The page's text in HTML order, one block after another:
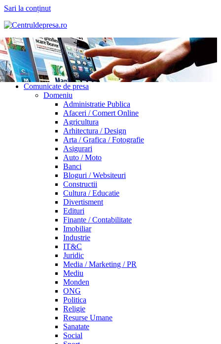
Sari la conținut
Comunicate de presa
Domeniu
Administratie Publica
Afaceri / Comert Online
Agricultura
Arhitectura / Design
Arta / Grafica / Fotografie
Asigurari
Auto / Moto
Banci
Bloguri / Websiteuri
Constructii
Cultura / Educatie
Divertisment
Edituri
Finante / Contabilitate
Imobiliar
Industrie
IT&C
Juridic
Media / Marketing / PR
Mediu
Monden
ONG
Politica
Religie
Resurse Umane
Sanatate
Social